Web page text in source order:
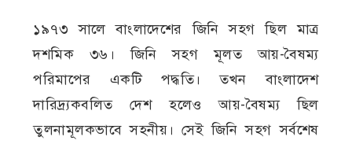
১৯৭৩ সালে বাংলাদেশের জিনি সহগ ছিল মাত্র
দশমিক ৩৬। জিনি সহগ মূলত আয়-বৈষম্য
পরিমাপের একটি পদ্ধতি। তখন বাংলাদেশ
দারিদ্র্যকবলিত দেশ হলেও আয়-বৈষম্য ছিল
তুলনামূলকভাবে সহনীয়। সেই জিনি সহগ সর্বশেষ